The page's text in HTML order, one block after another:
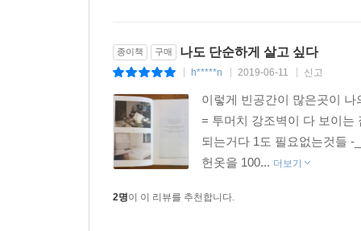
더 많이 가질수록 행복하다고 믿는 당신에게 최소
물건을 줄이면 시간적, 정신적 여유가 생긴다.
다른 사람의 삶과 비교하지 않기에 비참한 기
집중력이 높아지고, 내가 가진 직업에 대해서도
생긴다는 점이다. 물건을 줄이면 현재를 긍정적
종이책 구매 나도 단순하게 살고 싶다
h*****n 2019-06-11 신고
이렇게 빈공간이 많은곳이
= 투머치 강조벽이 다 보이는
되는거다 1도 필요없는것들 -
헌옷을 100... 더보기
2명이 이 리뷰를 추천합니다.